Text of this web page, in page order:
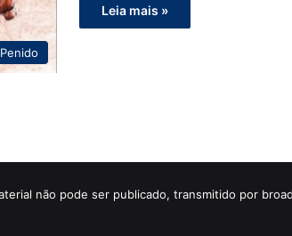
Leia mais »
não pode ser publicado, transmitido por